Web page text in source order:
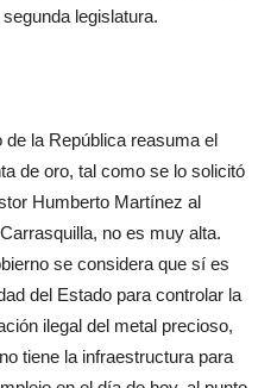
legislatura.
de la República reasuma el
de oro, tal como se lo solicitó
Humberto Martínez al
no es muy alta.
se considera que sí es
del Estado para controlar la
ilegal del metal precioso,
tiene la infraestructura para